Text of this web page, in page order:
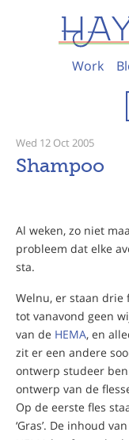
Work
Wed 12 Oct 2005
Shampoo
Al weken, zo niet
probleem dat elke
sta.
Welnu, er staan drie
tot vanavond geen
van de HEMA, en
zit er een andere
ontwerp studeer
ontwerp van de
Op de eerste fles
‘Gras’. De inhoud